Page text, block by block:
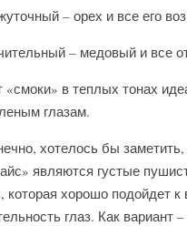
– орех и все его
– медовый и все
«смоки» в теплых тонах
глазам.
хотелось бы
являются густые
которая хорошо подойдет
глаз. Как